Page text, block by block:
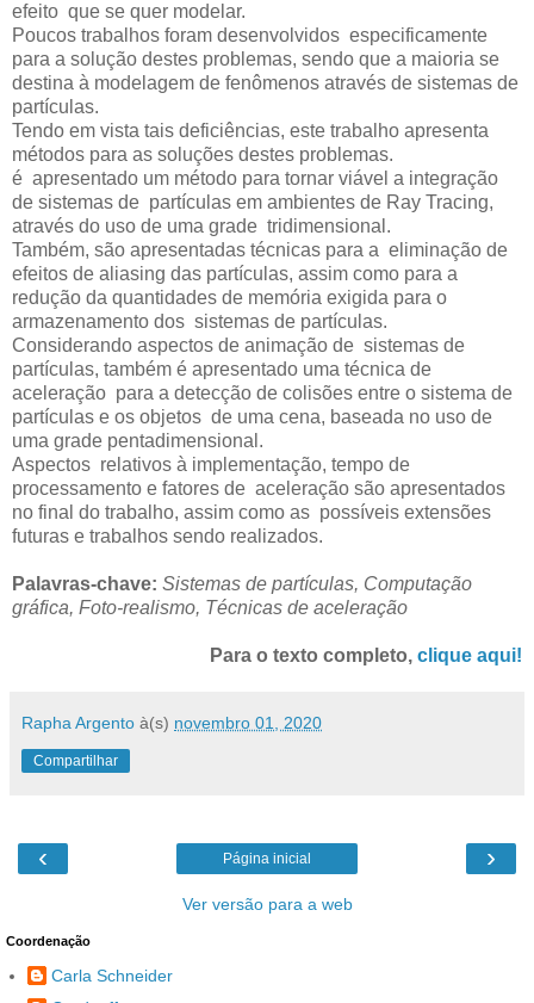
efeito que se quer modelar.
Poucos trabalhos foram desenvolvidos especificamente
para a solução destes problemas, sendo que a maioria se
destina à modelagem de fenômenos através de sistemas de
partículas.
Tendo em vista tais deficiências, este trabalho apresenta
métodos para as soluções destes problemas.
é apresentado um método para tornar viável a integração
de sistemas de partículas em ambientes de Ray Tracing,
através do uso de uma grade tridimensional.
Também, são apresentadas técnicas para a eliminação de
efeitos de aliasing das partículas, assim como para a
redução da quantidades de memória exigida para o
armazenamento dos sistemas de partículas.
Considerando aspectos de animação de sistemas de
partículas, também é apresentado uma técnica de
aceleração para a detecção de colisões entre o sistema de
partículas e os objetos de uma cena, baseada no uso de
uma grade pentadimensional.
Aspectos relativos à implementação, tempo de
processamento e fatores de aceleração são apresentados
no final do trabalho, assim como as possíveis extensões
futuras e trabalhos sendo realizados.
Palavras-chave: Sistemas de partículas, Computação
gráfica, Foto-realismo, Técnicas de aceleração
Para o texto completo, clique aqui!
Rapha Argento à(s) novembro 01, 2020
Compartilhar
‹ ›
Página inicial
Ver versão para a web
Coordenação
Carla Schneider